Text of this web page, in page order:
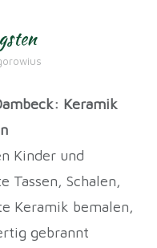
Keramik
Kinder und
Tassen, Schalen,
Keramik bemalen,
gebrannt